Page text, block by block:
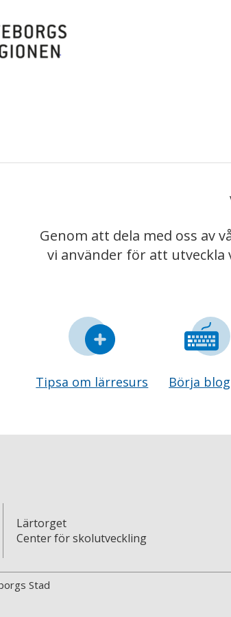
Genom att dela med oss av
vi använder för att
Tipsa om lärresurs Börja
Lärtorget
Center för skolutveckling
Stad